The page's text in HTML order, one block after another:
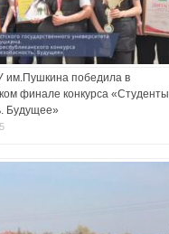
им.Пушкина победила в
финале конкурса «Студенты.
Будущее»